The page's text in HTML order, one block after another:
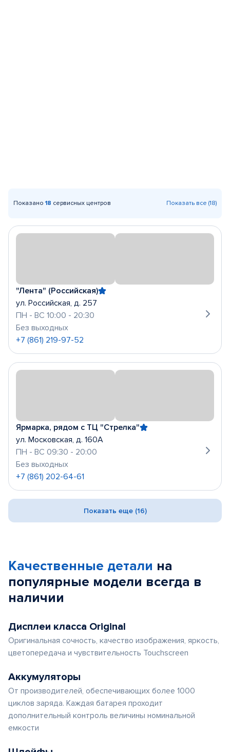
Показано 18 сервисных центров Показать все (18)
"Лента" (Российская)
ул. Российская, д. 257
ПН - ВС 10:00 - 20:30
Без выходных
+7 (861) 219-97-52
Ярмарка, рядом с ТЦ "Стрелка"
ул. Московская, д. 160А
ПН - ВС 09:30 - 20:00
Без выходных
+7 (861) 202-64-61
Показать еще (16)
Качественные детали на
популярные модели всегда в
наличии
Дисплеи класса Original
Оригинальная сочность, качество изображения, яркость,
цветопередача и чувствительность Touchscreen
Аккумуляторы
От производителей, обеспечивающих более 1000
циклов заряда. Каждая батарея проходит
дополнительный контроль величины номинальной
емкости